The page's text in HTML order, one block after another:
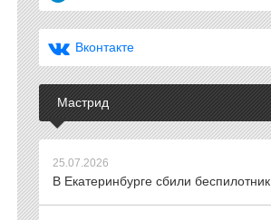
Вконтакте
Мастрид
25.07.2026
В Екатеринбурге сбили беспилотник